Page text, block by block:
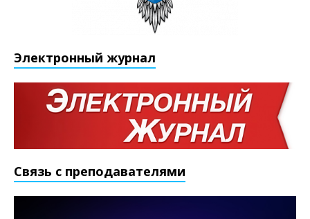
Электронный журнал
Связь с преподавателями